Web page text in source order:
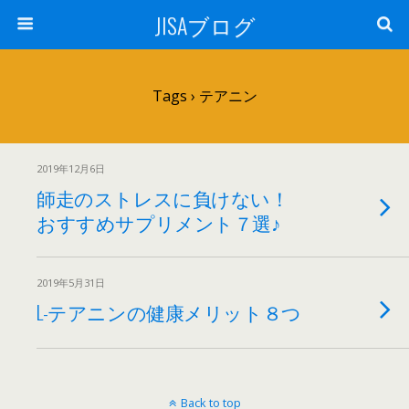
JISAブログ
Tags › テアニン
2019年12月6日
師走のストレスに負けない！
おすすめサプリメント７選♪
2019年5月31日
L-テアニンの健康メリット８つ
Back to top